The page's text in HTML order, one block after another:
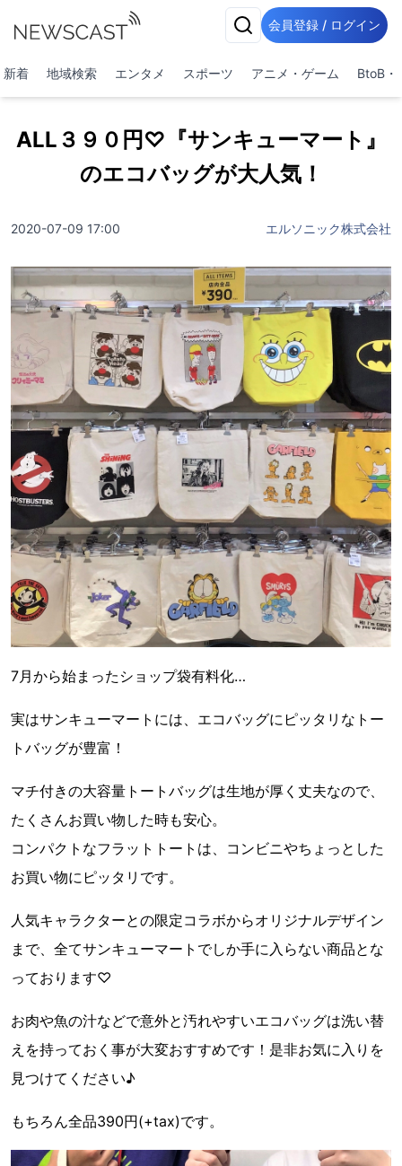
会員登録 / ログイン
新着 地域検索 エンタメ スポーツ アニメ・ゲーム BtoB・
ALL３９０円♡『サンキューマート』
のエコバッグが大人気！
2020-07-09 17:00 エルソニック株式会社
7月から始まったショップ袋有料化…
実はサンキューマートには、エコバッグにピッタリなトー
トバッグが豊富！
マチ付きの大容量トートバッグは生地が厚く丈夫なので、
たくさんお買い物した時も安心。
コンパクトなフラットトートは、コンビニやちょっとした
お買い物にピッタリです。
人気キャラクターとの限定コラボからオリジナルデザイン
まで、全てサンキューマートでしか手に入らない商品とな
っております♡
お肉や魚の汁などで意外と汚れやすいエコバッグは 洗い替
えを持っておく事が大変おすすめです！是非お気に入りを
見つけてください♪
もちろん全品390円(+tax)です。